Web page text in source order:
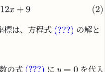
標は、方程式
の解と
の式 に を代入